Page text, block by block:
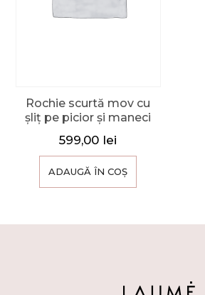
Rochie scurtă mov cu
șliț pe picior și maneci
599,00 lei
ADAUGĂ ÎN COȘ